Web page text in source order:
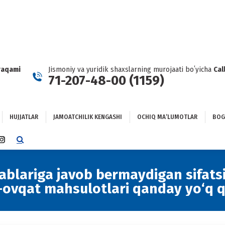
Jismoniy va yuridik shaxslarning murojaati boʻyicha
71-207-48-00 (1159)
HUJJATLAR JAMOATCHILIK KENGASHI OCHIQ MAʼLUMOTLAR
INSTAGRAM
IN
NEW
WINDOW
javob bermaydigan
mahsulotlari qanday yo‘q